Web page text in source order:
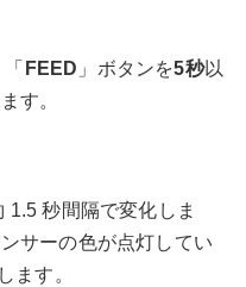
FEED 」ボタンを5秒以
す。
1.5 秒間隔で変化しま
サーの色が点灯してい
ます。